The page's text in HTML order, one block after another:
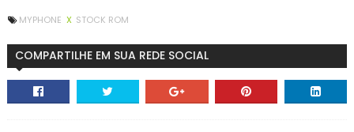
MYPHONE X STOCK ROM
COMPARTILHE EM SUA REDE SOCIAL